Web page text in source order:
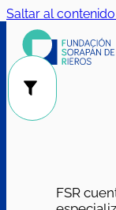
Saltar al
FSR